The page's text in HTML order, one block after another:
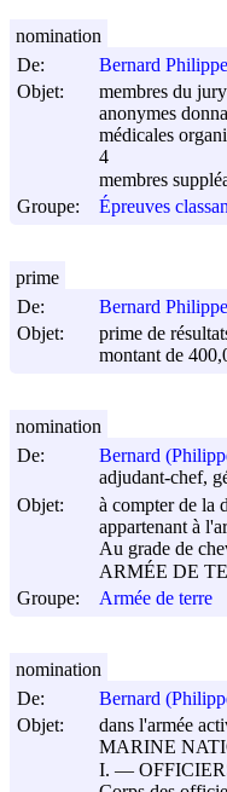
De:
Bernard Philippe
Objet:
membres du
anonymes
médicales
4
membres
Groupe:
Épreuves
nomination
De:
Bernard Philippe
Objet:
prime de
montant de
prime
De:
Bernard
adjudant-chef,
Objet:
à compter de la
appartenant à
Au grade de
ARMÉE DE
Groupe:
Armée de terre
nomination
De:
Bernard
Objet:
dans l'armée
MARINE
I. ―
nomination